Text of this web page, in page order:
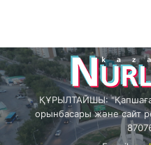
ҚҰРЫЛТАЙШЫ:
орынбасары және сайт